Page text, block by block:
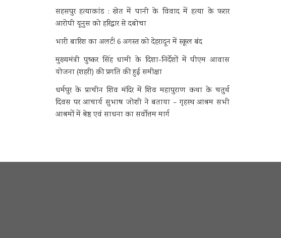
सहसपुर हत्याकांड : खेत में पानी के विवाद में हत्या के फरार
आरोपी यूनुस को हरिद्वार से दबोचा
भारी बारिश का अलर्ट! 6 अगस्त को देहरादून में स्कूल बंद
मुख्यमंत्री पुष्कर सिंह धामी के दिशा-निर्देशों में पीएम आवास
योजना (शहरी) की प्रगति की हुई समीक्षा
धर्मपुर के प्राचीन शिव मंदिर में शिव महापुराण कथा के चतुर्थ
दिवस पर आचार्य सुभाष जोशी ने बताया – गृहस्थ आश्रम सभी
आश्रमों में श्रेष्ठ एवं साधना का सर्वोत्तम मार्ग